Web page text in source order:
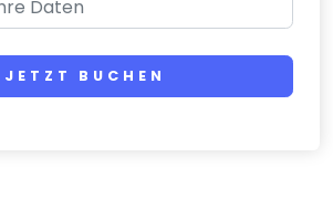
JETZT BUCHEN